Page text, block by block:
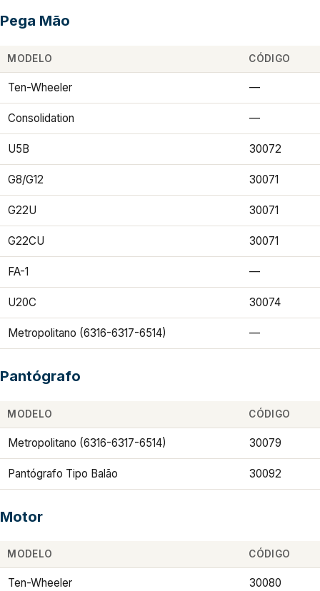
Pega Mão
MODELO CÓDIGO
Ten-Wheeler —
Consolidation —
U5B 30072
G8/G12 30071
G22U 30071
G22CU 30071
FA-1 —
U20C 30074
Metropolitano (6316-6317-6514) —
Pantógrafo
MODELO CÓDIGO
Metropolitano (6316-6317-6514) 30079
Pantógrafo Tipo Balão 30092
Motor
MODELO CÓDIGO
Ten-Wheeler 30080